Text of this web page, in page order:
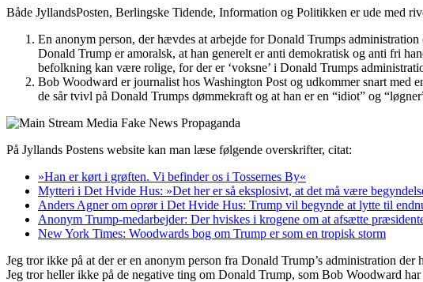
Både JyllandsPosten, Berlingske Tidende, Information og Politikken er ude med
En anonym person, der hævdes at arbejde for Donald Trumps
Donald Trump er amoralsk, at han generelt er anti demokratisk og anti fri
befolkning kan være rolige, for der er ‘voksne’ i Donald Trumps
Bob Woodward er journalist hos Washington Post og udkommer snart
de sår tvivl på Donald Trumps dømmekraft og at han er en “idiot” og
På Jyllands Postens website kan man læse følgende overskrifter, citat:
»Han er kørt i grøften. Vi befinder os i Tossernes By«
Mytteri i Det Hvide Hus: »Det her er så eksplosivt, at det må være
Anders Agner om oprør i Det Hvide Hus: Trump vil begynde at lytte til
Anonym Trump-medarbejder: Der hviskes i krogene om at afsætte
New York Times: Woodwards bog om Trump er som en tropisk storm
Jeg tror ikke på at der er en anonym person fra Donald Trump’s administration
Jeg tror heller ikke på de negative ting om Donald Trump, som Bob Woodward